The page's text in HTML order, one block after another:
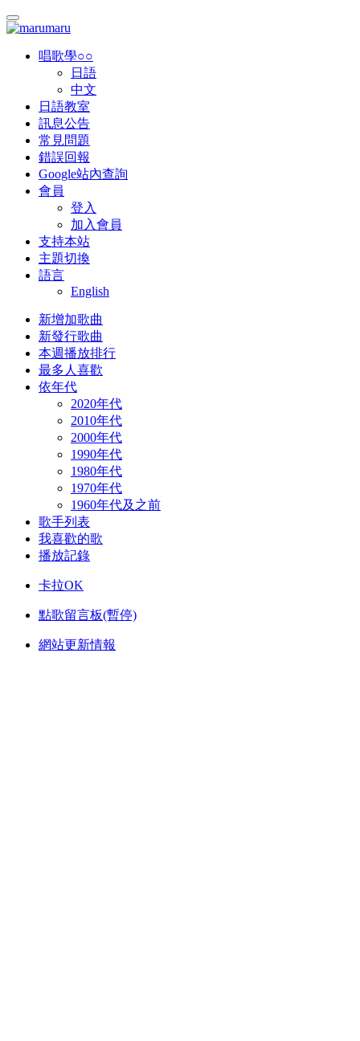
唱歌學○○
日語
中文
日語教室
訊息公告
常見問題
錯誤回報
Google站內查詢
會員
登入
加入會員
支持本站
主題切換
語言
English
新增加歌曲
新發行歌曲
本週播放排行
最多人喜歡
依年代
2020年代
2010年代
2000年代
1990年代
1980年代
1970年代
1960年代及之前
歌手列表
我喜歡的歌
播放記錄
卡拉OK
點歌留言板(暫停)
網站更新情報